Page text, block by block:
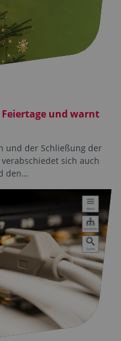
und warnt
und der Schließung der
sich auch
den…